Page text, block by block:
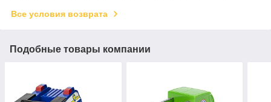
Все условия возврата
Подобные товары компании